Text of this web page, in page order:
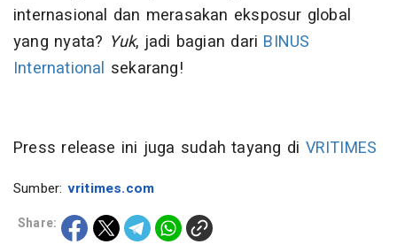
internasional dan merasakan eksposur global
yang nyata? Yuk, jadi bagian dari BINUS
International sekarang!
Press release ini juga sudah tayang di VRITIMES
Sumber:vritimes.com
Share: